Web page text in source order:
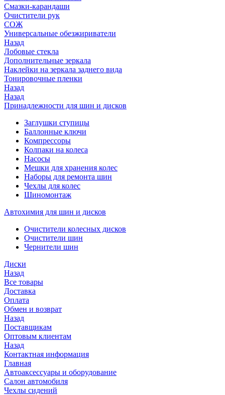
Смазки-карандаши
Очистители рук
СОЖ
Универсальные обезжириватели
Назад
Лобовые стекла
Дополнительные зеркала
Наклейки на зеркала заднего вида
Тонировочные пленки
Назад
Назад
Принадлежности для шин и дисков
Заглушки ступицы
Баллонные ключи
Компрессоры
Колпаки на колеса
Насосы
Мешки для хранения колес
Наборы для ремонта шин
Чехлы для колес
Шиномонтаж
Автохимия для шин и дисков
Очистители колесных дисков
Очистители шин
Чернители шин
Диски
Назад
Все товары
Доставка
Оплата
Обмен и возврат
Назад
Поставщикам
Оптовым клиентам
Назад
Контактная информация
Главная
Автоаксессуары и оборудование
Салон автомобиля
Чехлы сидений